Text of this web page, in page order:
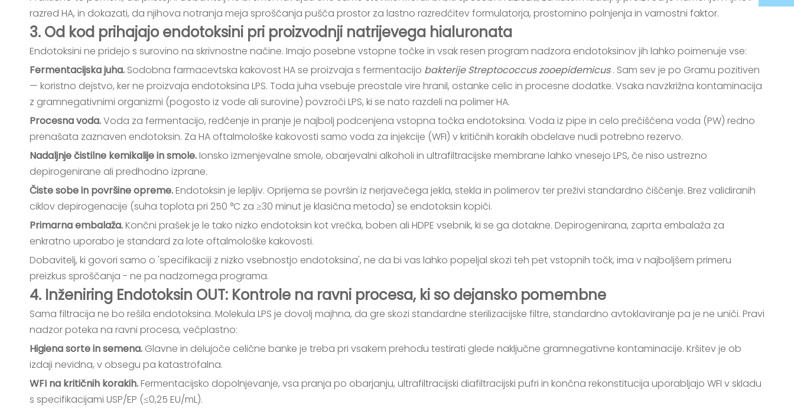
razred HA, in dokazati, da njihova notranja meja sproščanja pušča prostor za lastno razredčitev formulatorja, prostornino polnjenja in varnostni faktor.
3. Od kod prihajajo endotoksini pri proizvodnji natrijevega hialuronata
Endotoksini ne pridejo s surovino na skrivnostne načine. Imajo posebne vstopne točke in vsak resen program nadzora endotoksinov jih lahko poimenuje vse:
Fermentacijska juha. Sodobna farmacevtska kakovost HA se proizvaja s fermentacijo bakterije Streptococcus zooepidemicus. Sam sev je po Gramu pozitiven
— koristno dejstvo, ker ne proizvaja endotoksina LPS. Toda juha vsebuje preostale vire hranil, ostanke celic in procesne dodatke. Vsaka navzkrižna kontaminacija
z gramnegativnimi organizmi (pogosto iz vode ali surovine) povzroči LPS, ki se nato razdeli na polimer HA.
Procesna voda.Voda za fermentacijo, redčenje in pranje je najbolj podcenjena vstopna točka endotoksina. Voda iz pipe in celo prečiščena voda (PW) redno
prenašata zaznaven endotoksin. Za HA oftalmološke kakovosti samo voda za injekcije (WFI) v kritičnih korakih obdelave nudi potrebno rezervo.
Nadaljnje čistilne kemikalije in smole.Ionsko izmenjevalne smole, obarjevalni alkoholi in ultrafiltracijske membrane lahko vnesejo LPS, če niso ustrezno
depirogenirane ali predhodno izprane.
Čiste sobe in površine opreme.Endotoksin je lepljiv. Oprijema se površin iz nerjavečega jekla, stekla in polimerov ter preživi standardno čiščenje. Brez validiranih
ciklov depirogenacije (suha toplota pri 250 °C za ≥30 minut je klasična metoda) se endotoksin kopiči.
Primarna embalaža.Končni prašek je le tako nizko endotoksin kot vrečka, boben ali HDPE vsebnik, ki se ga dotakne. Depirogenirana, zaprta embalaža za
enkratno uporabo je standard za lote oftalmološke kakovosti.
Dobavitelj, ki govori samo o 'specifikaciji z nizko vsebnostjo endotoksina', ne da bi vas lahko popeljal skozi teh pet vstopnih točk, ima v najboljšem primeru
preizkus sproščanja - ne pa nadzornega programa.
4. Inženiring Endotoksin OUT: Kontrole na ravni procesa, ki so dejansko pomembne
Sama filtracija ne bo rešila endotoksina. Molekula LPS je dovolj majhna, da gre skozi standardne sterilizacijske filtre, standardno avtoklaviranje pa je ne uniči. Pravi
nadzor poteka na ravni procesa, večplastno:
Higiena sorte in semena. Glavne in delujoče celične banke je treba pri vsakem prehodu testirati glede naključne gramnegativne kontaminacije. Kršitev je ob
izdaji nevidna, v obsegu pa katastrofalna.
WFI na kritičnih korakih.Fermentacijsko dopolnjevanje, vsa pranja po obarjanju, ultrafiltracijski diafiltracijski pufri in končna rekonstitucija uporabljajo WFI v skladu
s specifikacijami USP/EP (≤0,25 EU/mL).